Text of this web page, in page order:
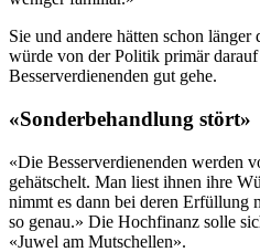
Sie und andere hätten schon
würde von der Politik primär darauf
Besserverdienenden gut gehe.
«Sonderbehandlung stört»
«Die Besserverdienenden werden
gehätschelt. Man liest ihnen ihre
nimmt es dann bei deren Erfüllung
so genau.» Die Hochfinanz solle
«Juwel am Mutschellen».